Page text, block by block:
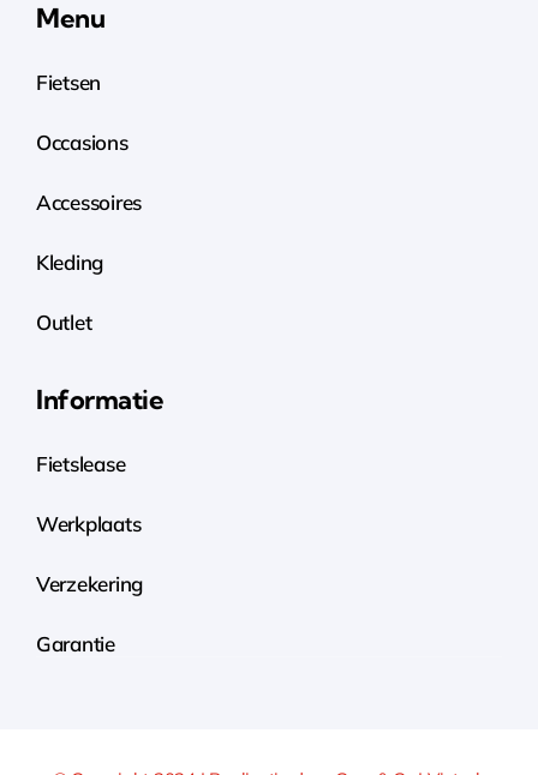
Menu
Fietsen
Occasions
Accessoires
Kleding
Outlet
Informatie
Fietslease
Werkplaats
Verzekering
Garantie